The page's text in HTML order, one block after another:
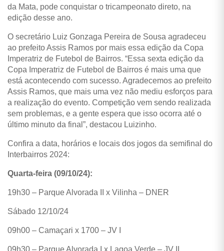
da Mata, pode conquistar o tricampeonato direto, na
edição desse ano.
O secretário Luiz Gonzaga Pereira de Sousa agradeceu
ao prefeito Assis Ramos por mais essa edição da Copa
Imperatriz de Futebol de Bairros. “Essa sexta edição da
Copa Imperatriz de Futebol de Bairros é mais uma que
está acontecendo com sucesso. Agradecemos ao prefeito
Assis Ramos, que mais uma vez não mediu esforços para
a realização do evento. Competição vem sendo realizada
sem problemas, e a gente espera que isso ocorra até o
último minuto da final”, destacou Luizinho.
Confira a data, horários e locais dos jogos da semifinal do
Interbairros 2024:
Quarta-feira (09/10/24):
19h30 – Parque Alvorada II x Vilinha – DNER
Sábado 12/10/24
09h00 – Camaçari x 1700 – JV I